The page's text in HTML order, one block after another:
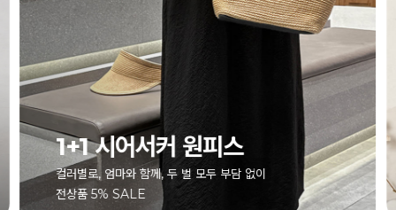
1+1 시어서커 원피스
컬러별로, 엄마와 함께, 두 벌 모두 부담 없이
전상품 5% SALE